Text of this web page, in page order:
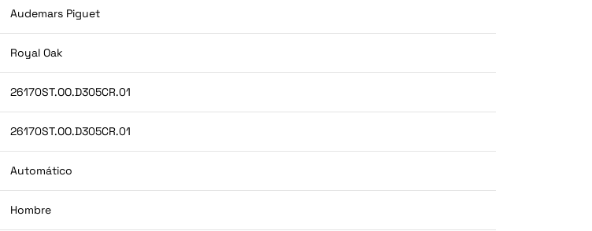
Audemars Piguet
Royal Oak
26170ST.OO.D305CR.01
26170ST.OO.D305CR.01
Automático
Hombre